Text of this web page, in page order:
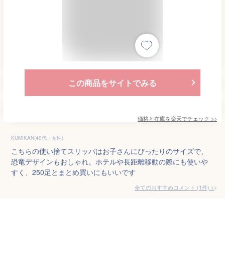
この商品をサイトでみる
価格と在庫を楽天でチェック >>
KUMIKAN(40代・女性)
こちらの使い捨てスリッパはお子さんにぴったりのサイズで、
恐竜デザインもおしゃれ。ホテルや長距離移動の際にも使いや
すく、250足とまとめ買いにもいいです
全てのおすすめコメント (1件) >